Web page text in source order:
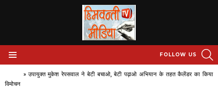
FOLLOW US
» उपायुक्त मुकेश रेपसवाल ने बेटी बचाओ, बेटी पढ़ाओ अभियान के तहत कैलेंडर का किया
विमोचन